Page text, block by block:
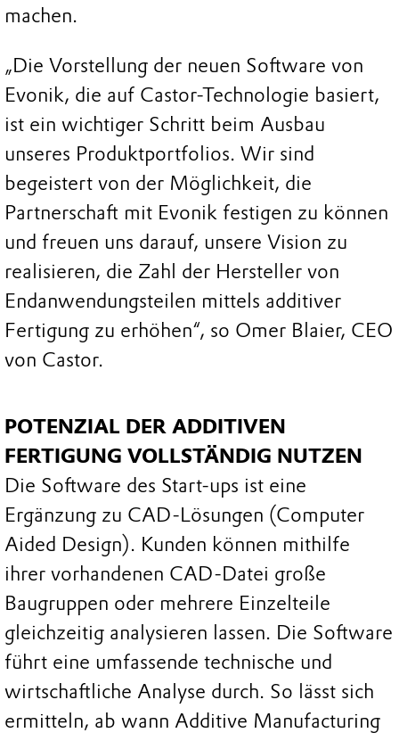
machen.
„Die Vorstellung der neuen Software von
Evonik, die auf Castor-Technologie basiert,
ist ein wichtiger Schritt beim Ausbau
unseres Produktportfolios. Wir sind
begeistert von der Möglichkeit, die
Partnerschaft mit Evonik festigen zu können
und freuen uns darauf, unsere Vision zu
realisieren, die Zahl der Hersteller von
Endanwendungsteilen mittels additiver
Fertigung zu erhöhen“, so Omer Blaier, CEO
von Castor.
POTENZIAL DER ADDITIVEN
FERTIGUNG VOLLSTÄNDIG NUTZEN
Die Software des Start-ups ist eine
Ergänzung zu CAD-Lösungen (Computer
Aided Design). Kunden können mithilfe
ihrer vorhandenen CAD-Datei große
Baugruppen oder mehrere Einzelteile
gleichzeitig analysieren lassen. Die Software
führt eine umfassende technische und
wirtschaftliche Analyse durch. So lässt sich
ermitteln, ab wann Additive Manufacturing